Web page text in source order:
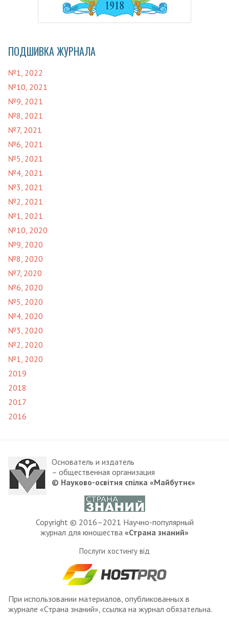
ПОДШИВКА ЖУРНАЛА
№1, 2022
№10, 2021
№9, 2021
№8, 2021
№7, 2021
№6, 2021
№5, 2021
№4, 2021
№3, 2021
№2, 2021
№1, 2021
№10, 2020
№9, 2020
№8, 2020
№7, 2020
№6, 2020
№5, 2020
№4, 2020
№3, 2020
№2, 2020
№1, 2020
2019
2018
2017
2016
Основатель и издатель
– общественная организация
© Науково-освітня спілка «Майбутнє»
Copyright © 2016–2021 Научно-популярный
журнал для юношества «Страна знаний»
Послуги хостингу від
При использовании материалов, опубликованных в
журнале «Страна знаний», ссылка на журнал обязательна.